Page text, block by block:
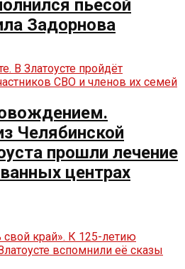
пьесой
Задорнова
Челябинской
прошли лечение
центрах